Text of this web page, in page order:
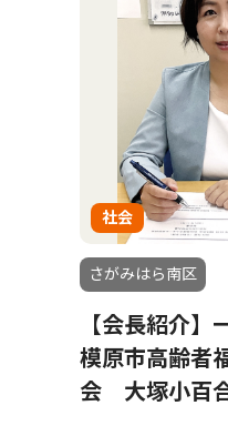
社会
さがみはら南区
【会長紹介】
模原市高齢者
会 大塚小百